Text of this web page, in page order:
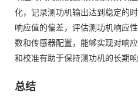
化，记录测功机输出达到稳定的
响应值的偏差，评估测功机响应
数和传感器配置，能够实现对响
和校准有助于保持测功机的长期响
总结